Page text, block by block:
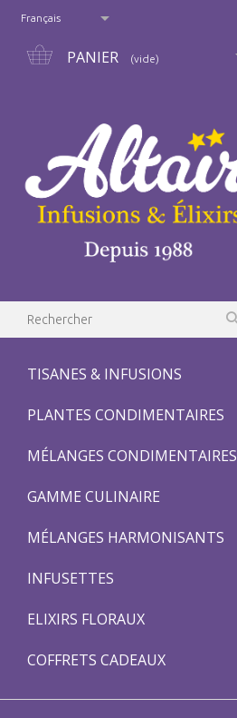
Français
PANIER (vide)
TISANES & INFUSIONS
PLANTES CONDIMENTAIRES
MÉLANGES CONDIMENTAIRES
GAMME CULINAIRE
MÉLANGES HARMONISANTS
INFUSETTES
ELIXIRS FLORAUX
COFFRETS CADEAUX